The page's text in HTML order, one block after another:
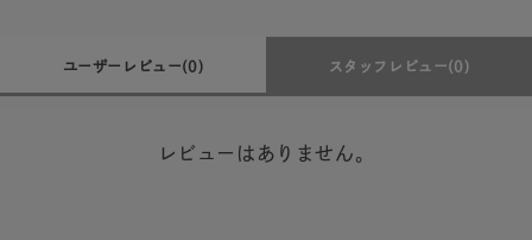
ユーザーレビュー(0) スタッフレビュー(0)
レビューはありません。